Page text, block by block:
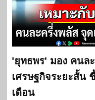
'ยุทธพร' มอง คนล
เศรษฐกิจระยะสั้น
เดือน